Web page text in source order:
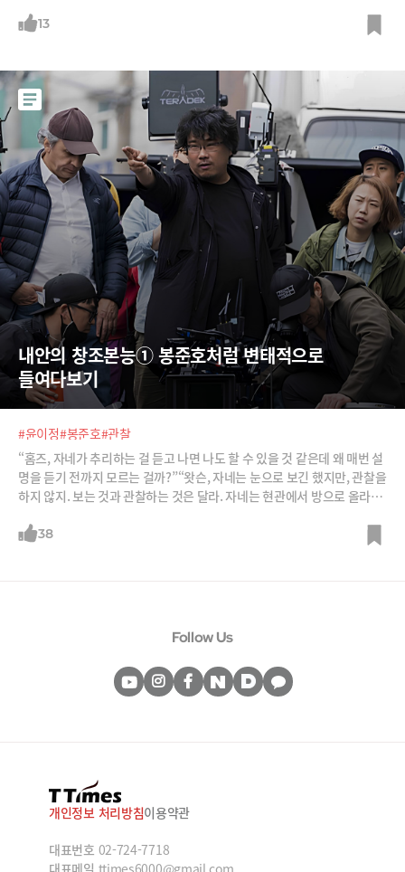
유되기도 했죠.앞으로는 이런 작전을 짜지 않아도 될 것 같습니다. 개떡 같
니다. 생성AI가 검색 경험과 검색 습관을 어떻게 바꿀지 네이버 큐:를 만든
전문가에게 직접 들어보시죠.
13
내안의 창조본능① 봉준호처럼 변태적으로
들여다보기
#윤이정#봉준호#관찰
“홈즈, 자네가 추리하는 걸 듣고 나면 나도 할 수 있을 것 같은데 왜 매번 설
명을 듣기 전까지 모르는 걸까?”“왓슨, 자네는 눈으로 보긴 했지만, 관찰을
하지 않지. 보는 것과 관찰하는 것은 달라. 자네는 현관에서 방으로 올라오
모르겠는걸”“바로 그거야. 자네는 관찰(Observe)하지 않았어. 보기(Se
골똘히 보는 것. 수동적으로 세상을 바라볼 때 감각기관을 스쳐 지나가는
수많은 정보는 ‘인상’을 만들어내는 데 그친다. 그러나 적극적인 관찰을 통
하면 그 인상은 의미 있는 지식과 통찰로 전환된다. 그
38
Follow Us
개인정보 처리방침이용약관
대표번호 02-724-7718